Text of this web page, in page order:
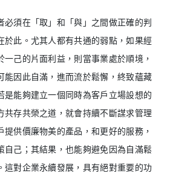
須在「取」和「與」之間做正確的判
於此。尤其人都有共通的弱點，如果經
一己的片面利益，則當事業處於順境，
能因此自滿，進而流於鬆懈，終致蘊藏
是能夠建立一個同時為客戶立場設想的
共存共榮之道，就會持續不斷謀求管理
提供價廉物美的產品，和更好的服務，
自己；其結果，也能夠避免因為自滿鬆
這對企業永續發展，具有絕對重要的功